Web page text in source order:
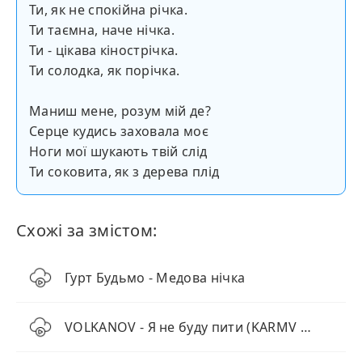
Ти, як не спокійна річка.
Ти таємна, наче нічка.
Ти - цікава кінострічка.
Ти солодка, як порічка.
Маниш мене, розум мій де?
Серце кудись заховала моє
Ноги мої шукають твій слід
Ти соковита, як з дерева плід
Схожі за змістом:
Гурт Будьмо - Медова нічка
VOLKANOV - Я не буду пити (KARMV REMIX)